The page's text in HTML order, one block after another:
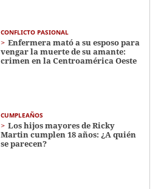
CONFLICTO PASIONAL
Enfermera mató a su esposo para
vengar la muerte de su amante:
crimen en la Centroamérica Oeste
CUMPLEAÑOS
Los hijos mayores de Ricky
Martin cumplen 18 años: ¿A quién
se parecen?